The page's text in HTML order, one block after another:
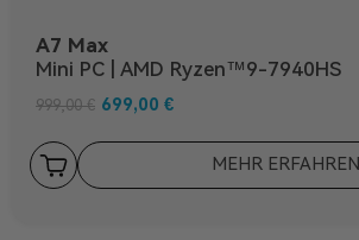
A7 Max
Mini PC | AMD Ryzen™9-7940HS
999,00€ 699,00 €
MEHR ERFAHREN